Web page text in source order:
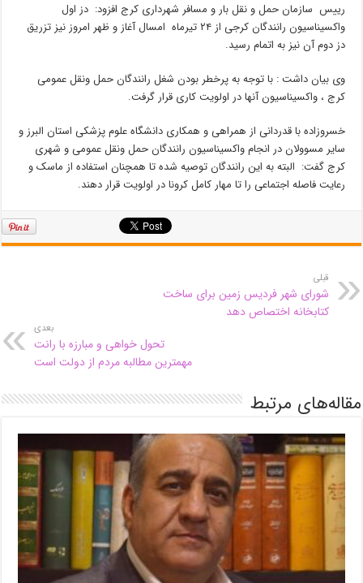
رییس سازمان حمل و نقل بار و مسافر شهرداری کرج افزود: دز اول
واکسیناسیون رانندگان کرجی از ۲۴ تیرماه امسال آغاز و ظهر امروز نیز تزریق
دز دوم آن نیز به اتمام رسید.
وی بیان داشت : با توجه به پرخطر بودن شغل رانندگان حمل ونقل عمومی
کرج ، واکسیناسیون آنها در اولویت کاری قرار گرفت.
خسروزاده با قدردانی از همراهی و همکاری دانشگاه علوم پزشکی استان البرز و
سایر مسوولان در انجام واکسیناسیون رانندگان حمل ونقل عمومی و شهری
کرج گفت: البته به این رانندگان توصیه شده تا همچنان استفاده از ماسک و
رعایت فاصله اجتماعی را تا مهار کامل کرونا در اولویت قرار دهند.
قبلی
شورای شهر فردیس زمین برای ساخت
کتابخانه اختصاص دهد
بعدی
تحول خواهی و مبارزه با رانت
مهمترین مطالبه مردم از دولت است
مقاله‌های مرتبط